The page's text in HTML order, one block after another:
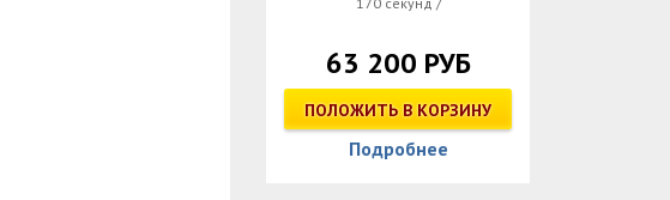
63 200 РУБ
ПОЛОЖИТЬ В КОРЗИНУ
Подробнее